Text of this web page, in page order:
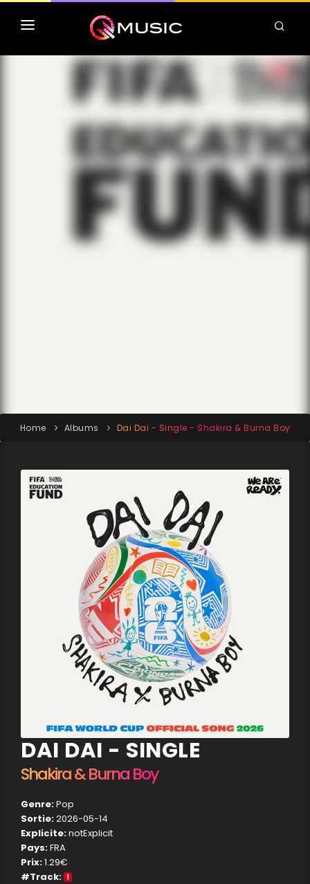
TOP MP3 ITUNES
TOP ALBUMS ITUNES
CLASSEMENT DEEZER
Home Albums Dai Dai - Single - Shakira & Burna Boy
DAI DAI - SINGLE
Shakira & Burna Boy
Genre:Pop
Sortie:2026-05-14
Explicite:notExplicit
Pays:FRA
Prix:1.29€
#Track: 1